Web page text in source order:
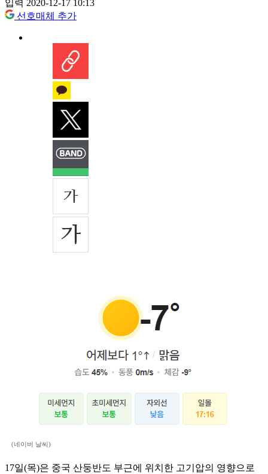
입력 2020-12-17 10:13
선호매체 추가
(네이버 날씨)
17일(목)은 중국 산둥반도 부근에 위치한 고기압의 영향으로